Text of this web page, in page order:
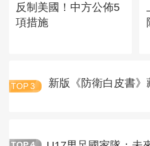
反制美國！中方公佈5
項措施
TOP 3 新版《防衛白皮書》